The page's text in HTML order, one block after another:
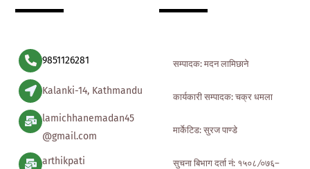
9851126281
Kalanki-14, Kathmandu
lamichhanemadan45
@gmail.com
arthikpati
सम्पादक: मदन लामिछाने
कार्यकारी सम्पादक: चक्र धमला
मार्केटिड: सुरज पाण्डे
सुचना बिभाग दर्ता नं: १५०८ ∕०७६–